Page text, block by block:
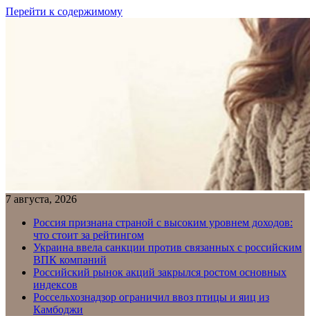
Перейти к содержимому
7 августа, 2026
Россия признана страной с высоким уровнем доходов:
что стоит за рейтингом
Украина ввела санкции против связанных с российским
ВПК компаний
Российский рынок акций закрылся ростом основных
индексов
Россельхознадзор ограничил ввоз птицы и яиц из
Камбоджи